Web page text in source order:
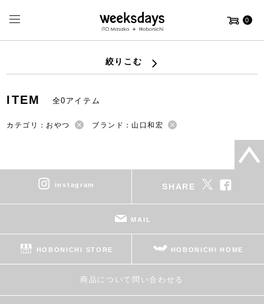
0
絞りこむ
ITEM 全0アイテム
カテゴリ：おやつ ブランド：山口和宏
instagram SHARE
MAIL
HOBONICHI STORE HOBONICHI HOME
商品について問い合わせる